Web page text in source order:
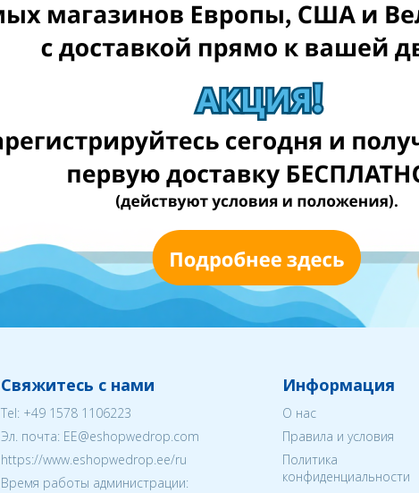
Свяжитесь с нами
Tel: +49 1578 1106223
Эл. почта: EE@eshopwedrop.com
https://www.eshopwedrop.ee/ru
Время работы администрации:
Информация
О нас
Правила и условия
Политика
конфиденциальности